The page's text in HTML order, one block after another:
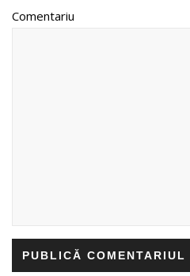
Comentariu